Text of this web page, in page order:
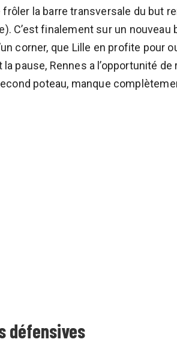
la barre transversale du but
C’est finalement sur un nouveau
corner, que Lille en profite pour
pause, Rennes a l’opportunité de
poteau, manque
défensives